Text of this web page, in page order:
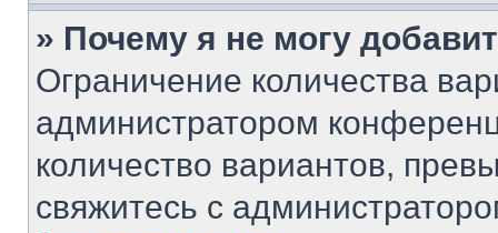
» Почему я не могу
Ограничение количества
администратором
количество вариантов,
свяжитесь с